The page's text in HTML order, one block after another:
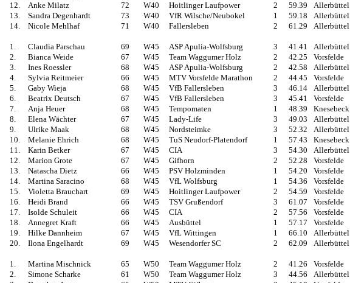
12.
Anke Milatz 72 W40 Hoitlinger Laufpower 2 59.39 Allerbüttel
13.
Sandra Degenhardt 73 W40 VfR Wilsche/Neubokel 1 59.18 Allerbüttel
14.
Nicole Mehlhaf 71 W40 Fallersleben 2 61.29 Allerbüttel
1. Claudia Parschau 69 W45 ASP Apulia-Wolfsburg 3 41.41 Allerbüttel
2.
Bianca Weide 67 W45 Team Waggumer Holz 2 42.25 Vorsfelde
3.
Ines Roessler 68 W45 ASP Apulia-Wolfsburg 2 42.58 Allerbüttel
4.
Sylvia Reitmeier 66 W45 MTV Vorsfelde Marathon 2 44.45 Vorsfelde
5.
Gaby Wieja 68 W45 VfB Fallersleben 3 46.14 Allerbüttel
6.
Beatrix Deutsch 67 W45 VfB Fallersleben 3 45.41 Vorsfelde
7.
Anja Heuer 68 W45 Tempomaten 1 48.39 Knesebeck
8.
Elena Wächter 67 W45 Lady-Life 3 49.03 Allerbüttel
9.
Ulrike Maak 68 W45 Nordsteimke 3 52.32 Allerbüttel
10.
Melanie Ehrich 68 W45 TuS Neudorf-Platendorf 1 57.43 Knesebeck
11.
Karin Betker 67 W45 CIA 3 54.30 Allerbüttel
12.
Marion Grote 67 W45 Gifhorn 2 52.28 Vorsfelde
13.
Natascha Dietz 66 W45 PSV Holzminden 1 54.20 Vorsfelde
14.
Martina Saracino 68 W45 VfL Wolfsburg 1 54.36 Vorsfelde
15.
Violetta Brauchart 69 W45 Hoitlinger Laufpower 2 54.59 Vorsfelde
16.
Heidi Brand 66 W45 TSV Grußendorf 3 61.07 Vorsfelde
17.
Isolde Schuleit 66 W45 CIA 2 57.56 Vorsfelde
18.
Annegret Kraft 66 W45 Ausbüttel 1 57.17 Vorsfelde
19.
Hilke Dannheim 67 W45 VfL Wittingen 1 66.10 Allerbüttel
20.
Ilona Engelhardt 69 W45 Wesendorfer SC 2 62.09 Allerbüttel
1. Martina Mischnick 65 W50 Team Waggumer Holz 2 41.26 Vorsfelde
2.
Simone Scharke 61 W50 Team Waggumer Holz 3 44.56 Allerbüttel